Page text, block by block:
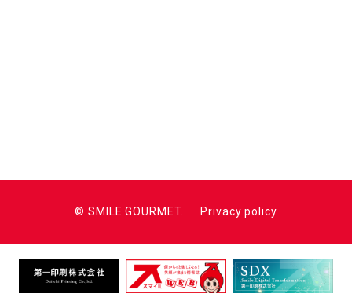
1,848円 (税込)
やでは新鮮な刺身に旬の食材を用いた煮物
しらって盛りつけています。
© SMILE GOURMET. Privacy policy